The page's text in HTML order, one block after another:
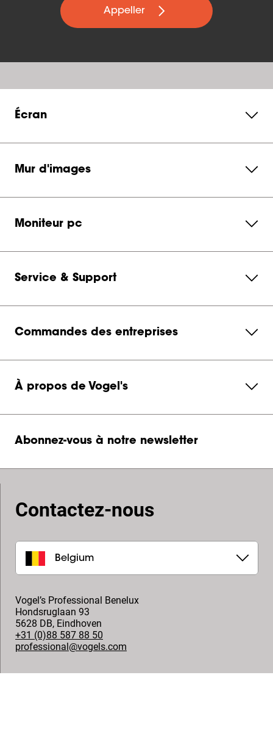
Appeller
Écran
Mur d'images
Moniteur pc
Service & Support
Commandes des entreprises
À propos de Vogel's
Abonnez-vous à notre newsletter
Contactez-nous
Belgium
Vogel’s Professional Benelux
Hondsruglaan 93
5628 DB, Eindhoven
+31 (0)88 587 88 50
professional@vogels.com